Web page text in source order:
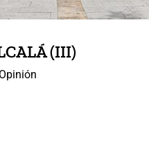
(III)
Opinión